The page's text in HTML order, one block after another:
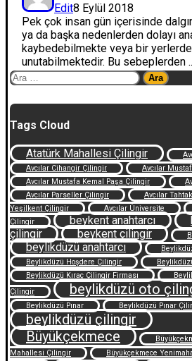
Edit8 Eylül 2018
Pek çok insan gün içerisinde
ya da başka nedenlerden dolayı
kaybedebilmekte veya bir yerlerde
unutabilmektedir. Bu sebeplerden
Arama:
Tags Cloud
Atatürk Mahallesi Çilingir
Avcılar Cihangir Çilingir
Avcılar
Avcılar Mustafa Kemal Paşa Çilingir
Avcılar Parseller Çilingir
Avcılar
Yeşilkent Çilingir
Avcılar Üniversite
Çilingir
beykent anahtarcı
çilingir
beykent çilingir
beylikdüzü anahtarcı
Beylikdüzü Hoşdere Çilingir
Beylikdüzü Kıraç Çilingir Firması
Çilingir
beylikdüzü oto
Beylikdüzü Pınar Beylikdüzü Pınar
beylikdüzü çilingir
Büyükçekmece
Mahallesi Çilingir
Büyükçekmece